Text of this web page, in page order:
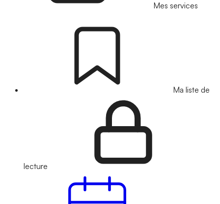
Mes services
Ma liste de
lecture